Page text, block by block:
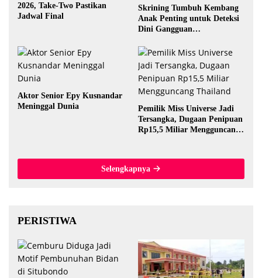
2026, Take-Two Pastikan
Jadwal Final
Skrining Tumbuh Kembang
Anak Penting untuk Deteksi
Dini Gangguan
Aktor Senior Epy Kusnandar
Meninggal Dunia
Pemilik Miss Universe Jadi
Tersangka, Dugaan Penipuan
Rp15,5 Miliar Mengguncang
Selengkapnya
PERISTIWA